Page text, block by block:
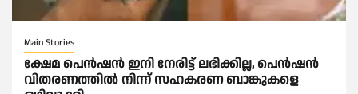
Main Stories
ക്ഷേമ പെൻഷൻ ഇനി നേരിട്ട് ലഭിക്കില്ല, പെൻഷൻ
വിതരണത്തില്‍ നിന്ന് സഹകരണ ബാങ്കുകളെ